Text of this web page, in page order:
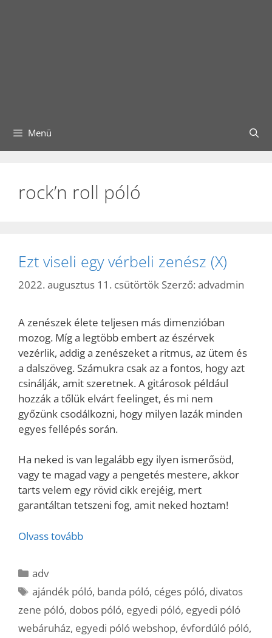
Menü
rock’n roll póló
Ezt viseli egy vérbeli zenész (X)
2022. augusztus 11. csütörtök Szerző: advadmin
A zenészek élete teljesen más dimenzióban
mozog. Míg a legtöbb embert az észérvek
vezérlik, addig a zenészeket a ritmus, az ütem és
a dalszöveg. Számukra csak az a fontos, hogy azt
csinálják, amit szeretnek. A gitárosok például
hozzák a tőlük elvárt feelinget, és mi nem
győzünk csodálkozni, hogy milyen lazák minden
egyes fellépés során.
Ha neked is van legalább egy ilyen ismerősöd,
vagy te magad vagy a pengetés mestere, akkor
tarts velem egy rövid cikk erejéig, mert
garantáltan tetszeni fog, amit neked hoztam!
Olvass tovább
Kategória
adv
Címkék
ajándék póló, banda póló, céges póló, divatos
zene póló, dobos póló, egyedi póló, egyedi póló
webáruház, egyedi póló webshop, évfordúló póló,